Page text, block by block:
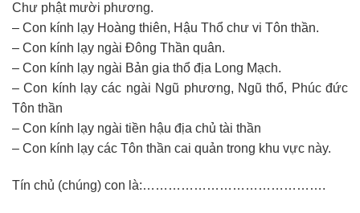
Chư phật mười phương.
– Con kính lạy Hoàng thiên, Hậu Thổ chư vi Tôn thần.
– Con kính lạy ngài Đông Thần quân.
– Con kính lạy ngài Bản gia thổ địa Long Mạch.
– Con kính lạy các ngài Ngũ phương, Ngũ thổ, Phúc đức
Tôn thần
– Con kính lạy ngài tiền hậu địa chủ tài thần
– Con kính lạy các Tôn thần cai quản trong khu vực này.
Tín chủ (chúng) con là:…………………………………….